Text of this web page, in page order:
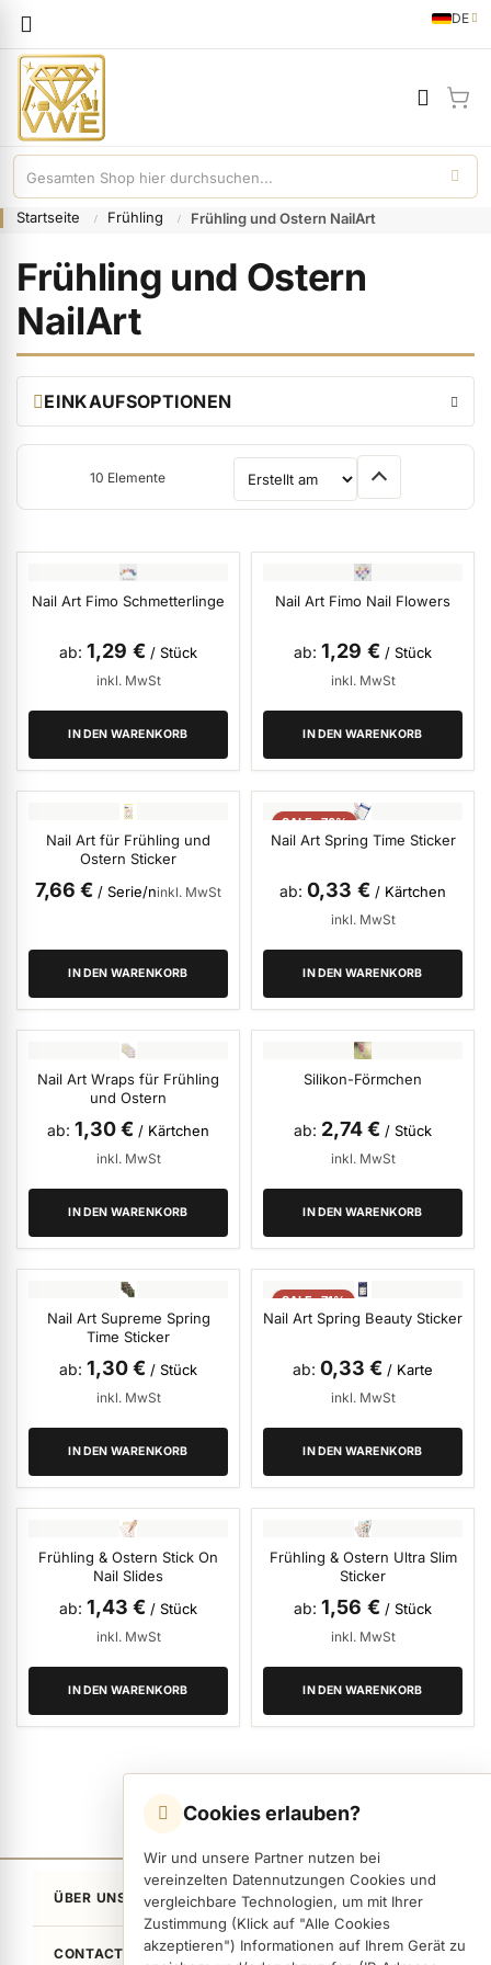
Cookies erlauben?
Wir und unsere Partner nutzen bei
vereinzelten Datennutzungen Cookies und
vergleichbare Technologien, um mit Ihrer
Zustimmung (Klick auf "Alle Cookies
akzeptieren") Informationen auf Ihrem Gerät zu
Sprache
DE
German
Gel anzeigen
Farbgele anzeigen
Gel Polish anzeigen
Acryl anzeigen
Nagellack & Flüssigkeiten anzeigen
NailArt anzeigen
Nagelfeilen, Werkzeuge, Tips & Zubehör anzeigen
Hygiene anzeigen
Skintrix anzeigen
Hand- & Körperpflege anzeigen
Füße & Zehenringe anzeigen
Beauty Accessoires anzeigen
Verpackungen & Verkaufshilfen anzeigen
Kundenpräsente anzeigen
Startseite Frühling Frühling und Ostern NailArt
Frühling und Ostern
NailArt
10 Elemente
Sortieren nach
Nail Art Fimo Schmetterlinge
ab 1,29 € / Stück
inkl. MwSt
IN DEN WARENKORB
Nail Art Fimo Nail Flowers
ab 1,29 € / Stück
inkl. MwSt
IN DEN WARENKORB
Nail Art für Frühling und
Ostern Sticker
7,66 € / Serie/ninkl. MwSt
IN DEN WARENKORB
SALE -76%
Nail Art Spring Time Sticker
ab 0,33 € / Kärtchen
inkl. MwSt
IN DEN WARENKORB
Nail Art Wraps für Frühling
und Ostern
ab 1,30 € / Kärtchen
inkl. MwSt
IN DEN WARENKORB
Silikon-Förmchen
ab 2,74 € / Stück
inkl. MwSt
IN DEN WARENKORB
Nail Art Supreme Spring
Time Sticker
ab 1,30 € / Stück
inkl. MwSt
IN DEN WARENKORB
SALE -71%
Nail Art Spring Beauty Sticker
ab 0,33 € / Karte
inkl. MwSt
IN DEN WARENKORB
Frühling & Ostern Stick On
Nail Slides
ab 1,43 € / Stück
inkl. MwSt
IN DEN WARENKORB
Frühling & Ostern Ultra Slim
Sticker
ab 1,56 € / Stück
inkl. MwSt
IN DEN WARENKORB
EINKAUFSOPTIONEN
ÜBER UNS
CONTACT